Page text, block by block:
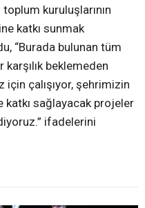
kuruluşlarının
katkı sunmak
“Burada bulunan tüm
beklemeden
için çalışıyor, şehrimizin
sağlayacak projeler
ifadelerini